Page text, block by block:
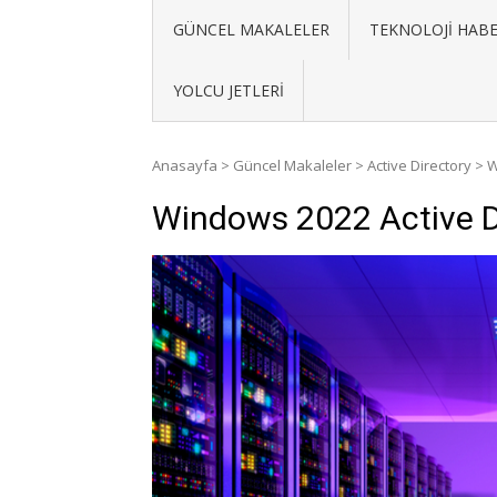
GÜNCEL MAKALELER TEKNOLOJI
YOLCU JETLERI
Anasayfa > Güncel Makaleler > Active Directory >
Windows 2022 Active